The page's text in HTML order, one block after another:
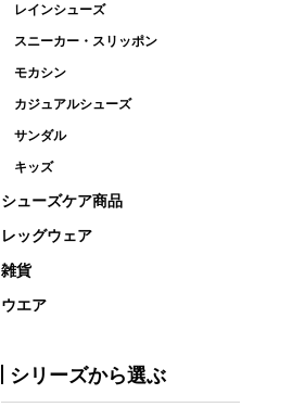
レインシューズ
スニーカー・スリッポン
モカシン
カジュアルシューズ
サンダル
キッズ
シューズケア商品
レッグウェア
雑貨
ウエア
シリーズから選ぶ